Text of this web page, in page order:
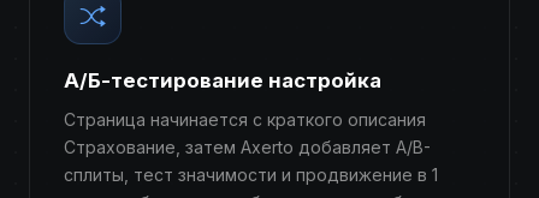
А/Б-тестирование настройка
Страница начинается с краткого описания
Страхование, затем Axerto добавляет A/B-
сплиты, тест значимости и продвижение в 1